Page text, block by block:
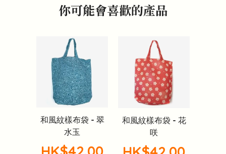
你可能會喜歡的產品
和風紋樣布袋 - 翠
水玉
和風紋樣布袋 - 花
咲